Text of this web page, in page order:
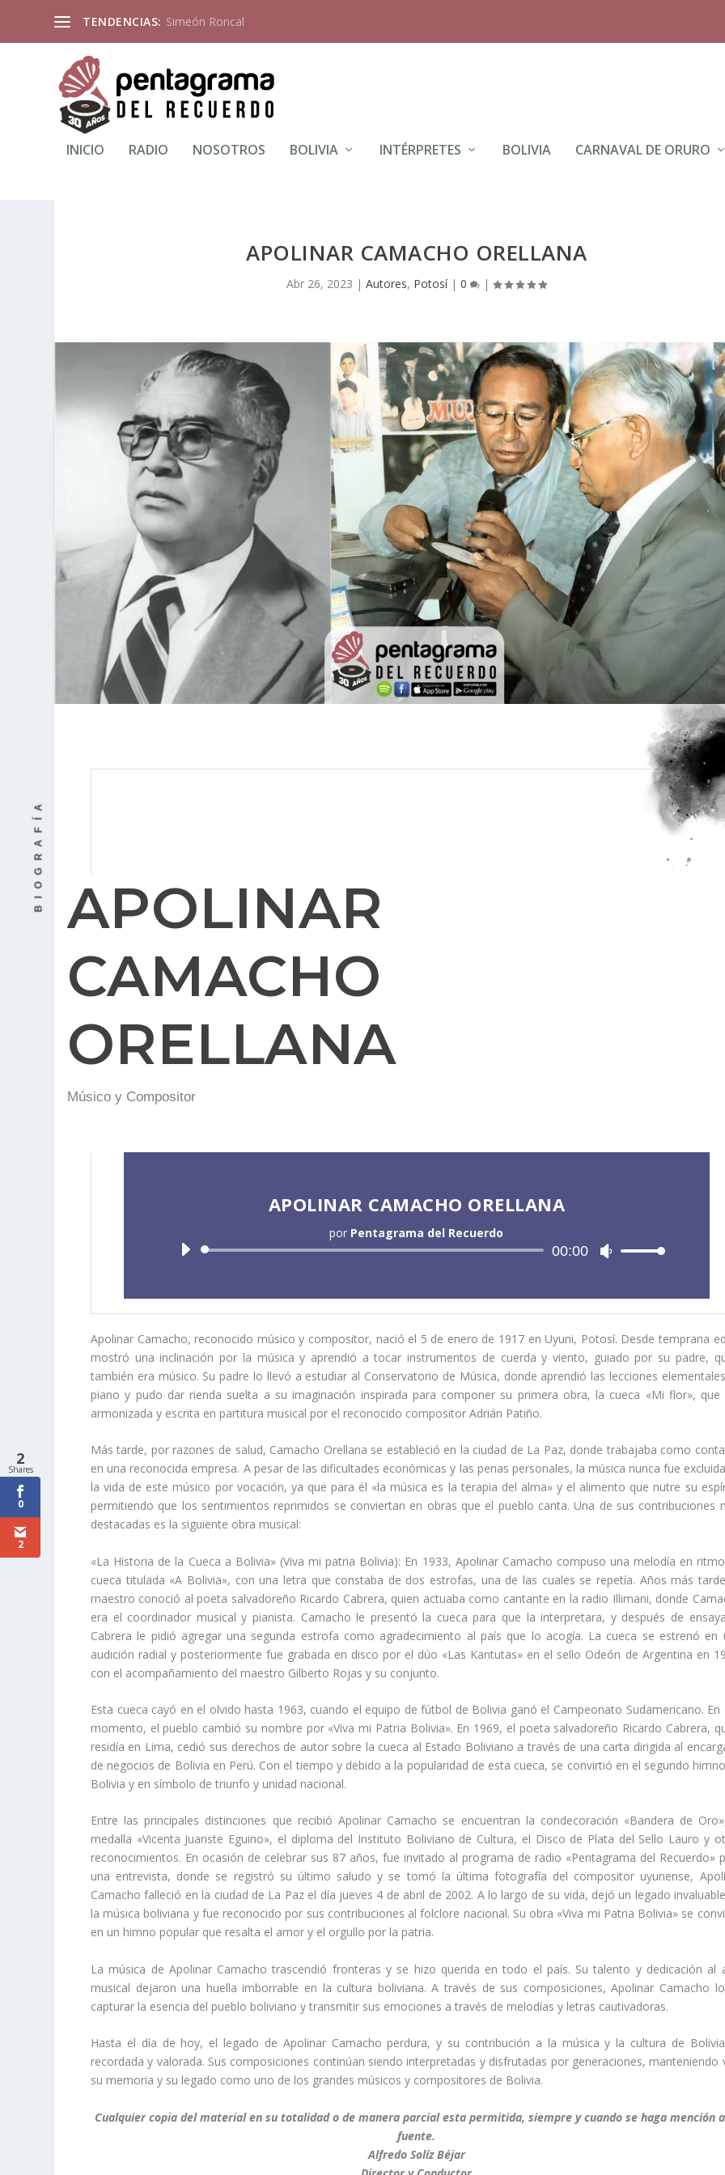
TENDENCIAS: Simeón Roncal
INICIO RADIO NOSOTROS BOLIVIA INTÉRPRETES BOLIVIA CARNAVAL DE ORURO
APOLINAR CAMACHO ORELLANA
Abr 26, 2023 |Autores, Potosí|0 |
BIOGRAFÍA APOLINAR
CAMACHO
ORELLANA
Músico y Compositor
APOLINAR CAMACHO ORELLANA
por Pentagrama del Recuerdo
Reproductor
00:00
U
z
a
l
a
e
c
l
a
e
f
l
e
c
h
r
r
i
b
a
b
a
j
o
p
a
a
u
e
n
r
Apolinar Camacho, reconocido músico y compositor, nació el 5 de enero de 1917 en Uyuni, Potosí. Desde temprana
mostró una inclinación por la música y aprendió a tocar instrumentos de cuerda y viento, guiado por su padre,
también era músico. Su padre lo llevó a estudiar al Conservatorio de Música, donde aprendió las lecciones
piano y pudo dar rienda suelta a su imaginación inspirada para componer su primera obra, la cueca «Mi flor», que
armonizada y escrita en partitura musical por el reconocido compositor Adrián Patiño.
Más tarde, por razones de salud, Camacho Orellana se estableció en la ciudad de La Paz, donde trabajaba como
en una reconocida empresa. A pesar de las dificultades económicas y las penas personales, la música nunca fue
la vida de este músico por vocación, ya que para él «la música es la terapia del alma» y el alimento que nutre su
permitiendo que los sentimientos reprimidos se conviertan en obras que el pueblo canta. Una de sus contribuciones
destacadas es la siguiente obra musical:
«La Historia de la Cueca a Bolivia» (Viva mi patria Bolivia): En 1933, Apolinar Camacho compuso una melodía en
cueca titulada «A Bolivia», con una letra que constaba de dos estrofas, una de las cuales se repetía. Años más
maestro conoció al poeta salvadoreño Ricardo Cabrera, quien actuaba como cantante en la radio Illimani, donde
era el coordinador musical y pianista. Camacho le presentó la cueca para que la interpretara, y después de
Cabrera le pidió agregar una segunda estrofa como agradecimiento al país que lo acogía. La cueca se estrenó en
audición radial y posteriormente fue grabada en disco por el dúo «Las Kantutas» en el sello Odeón de Argentina en
con el acompañamiento del maestro Gilberto Rojas y su conjunto.
Esta cueca cayó en el olvido hasta 1963, cuando el equipo de fútbol de Bolivia ganó el Campeonato Sudamericano. En
momento, el pueblo cambió su nombre por «Viva mi Patria Bolivia». En 1969, el poeta salvadoreño Ricardo Cabrera,
residía en Lima, cedió sus derechos de autor sobre la cueca al Estado Boliviano a través de una carta dirigida al
de negocios de Bolivia en Perú. Con el tiempo y debido a la popularidad de esta cueca, se convirtió en el segundo
Bolivia y en símbolo de triunfo y unidad nacional.
Entre las principales distinciones que recibió Apolinar Camacho se encuentran la condecoración «Bandera de
medalla «Vicenta Juariste Eguino», el diploma del Instituto Boliviano de Cultura, el Disco de Plata del Sello Lauro y
reconocimientos. En ocasión de celebrar sus 87 años, fue invitado al programa de radio «Pentagrama del Recuerdo»
una entrevista, donde se registró su último saludo y se tomó la última fotografía del compositor uyunense,
Camacho falleció en la ciudad de La Paz el día jueves 4 de abril de 2002. A lo largo de su vida, dejó un legado
la música boliviana y fue reconocido por sus contribuciones al folclore nacional. Su obra «Viva mi Patria Bolivia» se
en un himno popular que resalta el amor y el orgullo por la patria.
La música de Apolinar Camacho trascendió fronteras y se hizo querida en todo el país. Su talento y dedicación al
musical dejaron una huella imborrable en la cultura boliviana. A través de sus composiciones, Apolinar Camacho
capturar la esencia del pueblo boliviano y transmitir sus emociones a través de melodías y letras cautivadoras.
Hasta el día de hoy, el legado de Apolinar Camacho perdura, y su contribución a la música y la cultura de
recordada y valorada. Sus composiciones continúan siendo interpretadas y disfrutadas por generaciones, manteniendo
su memoria y su legado como uno de los grandes músicos y compositores de Bolivia.
Cualquier copia del material en su totalidad o de manera parcial esta permitida, siempre y cuando se haga mención
fuente.
Alfredo Solíz Béjar
2
Shares
0
2